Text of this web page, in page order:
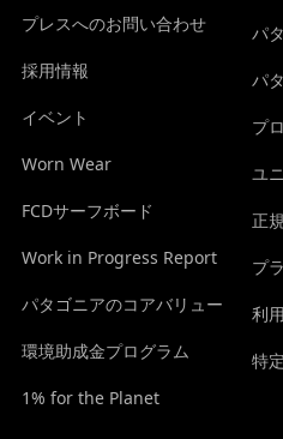
プレスへのお問い合わせ
採用情報
イベント
Worn Wear
FCDサーフボード
Work in Progress Report
パタゴニアのコアバリュー
環境助成金プログラム
1% for the Planet
パ
パ
プ
ユ
正
プ
利
特